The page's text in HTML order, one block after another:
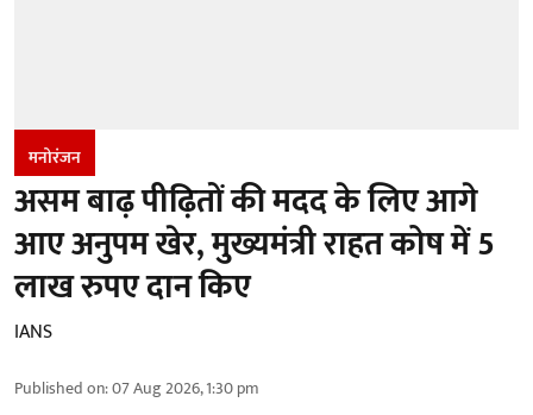
मनोरंजन
असम बाढ़ पीढ़ितों की मदद के लिए आगे
आए अनुपम खेर, मुख्यमंत्री राहत कोष में 5
लाख रुपए दान किए
IANS
Published on:07 Aug 2026, 1:30 pm